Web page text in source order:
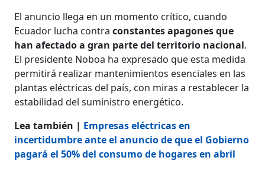
El anuncio llega en un momento crítico, cuando
Ecuador lucha contraconstantes apagones que
han afectado a gran parte del territorio nacional.
El presidente Noboa ha expresado que esta medida
permitirá realizar mantenimientos esenciales en las
plantas eléctricas del país, con miras a restablecer la
estabilidad del suministro energético.
Lea también | Empresas eléctricas en
incertidumbre ante el anuncio de que el Gobierno
pagará el 50% del consumo de hogares en abril